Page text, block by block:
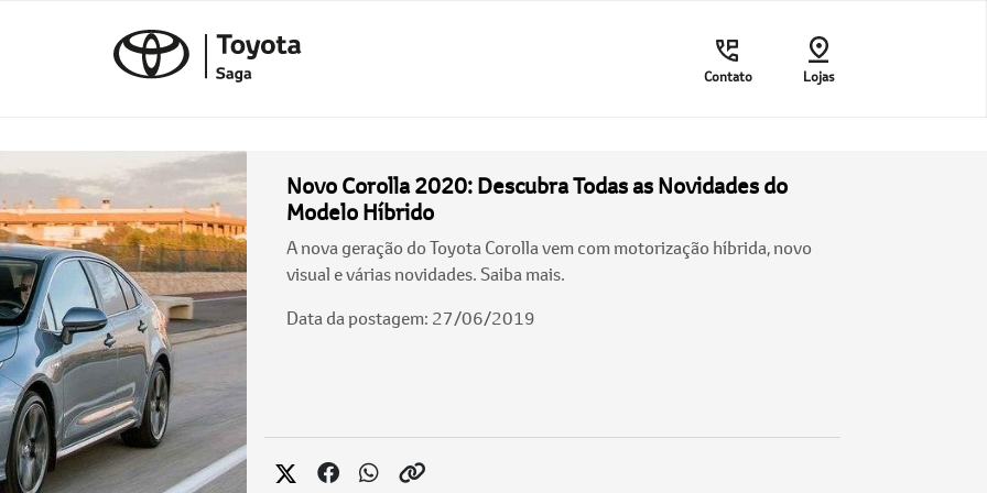
Contato Lojas
Novo Corolla 2020: Descubra Todas as Novidades do
Modelo Híbrido
A nova geração do Toyota Corolla vem com motorização híbrida, novo
visual e várias novidades. Saiba mais.
Data da postagem: 27/06/2019